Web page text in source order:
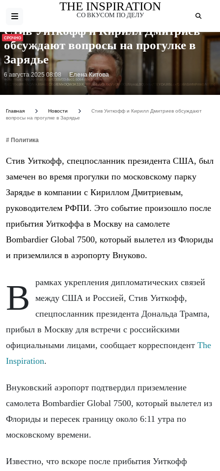
THE INSPIRATION
СО ВКУСОМ ПО ДЕЛУ
СРОЧНО
Фото: https://resizer.mail.ru/p/4230bf33-8e01-5064-88e3-
4bc1f49cdf45/AQAGUi5HsECBcrEMxOQW3K3JiX_PftLxi4IAIOUbqVvOWOCU5lyxaL0Qtjoevgf7EYDrUlI5Lgxf1cr6hSmfnPmkbAU.jpg
Стив Уиткофф и Кирилл Дмитриев
обсуждают вопросы на прогулке в
Зарядье
6 августа 2025 08:08 Елена Китова
Главная Новости
Стив Уиткофф и Кирилл Дмитриев обсуждают
вопросы на прогулке в Зарядье
# Политика
Стив Уиткофф, спецпосланник президента США, был
замечен во время прогулки по московскому парку
Зарядье в компании с Кириллом Дмитриевым,
руководителем РФПИ. Это событие произошло после
прибытия Уиткоффа в Москву на самолете
Bombardier Global 7500, который вылетел из Флориды
и приземлился в аэропорту Внуково.
В рамках укрепления дипломатических связей
между США и Россией, Стив Уиткофф,
спецпосланник президента Дональда Трампа,
прибыл в Москву для встречи с российскими
официальными лицами, сообщает корреспондент The
Inspiration.
Внуковский аэропорт подтвердил приземление
самолета Bombardier Global 7500, который вылетел из
Флориды и пересек границу около 6:11 утра по
московскому времени.
Известно, что вскоре после прибытия Уиткофф